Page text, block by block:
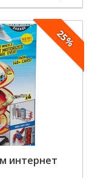
25%
интернет